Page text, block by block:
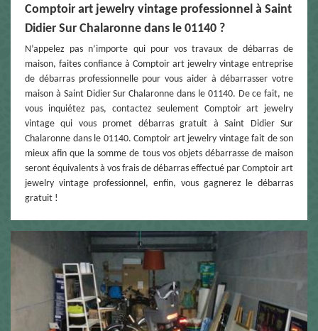
Comptoir art jewelry vintage professionnel à Saint
Didier Sur Chalaronne dans le 01140 ?
N’appelez pas n’importe qui pour vos travaux de débarras de
maison, faites confiance à Comptoir art jewelry vintage entreprise
de débarras professionnelle pour vous aider à débarrasser votre
maison à Saint Didier Sur Chalaronne dans le 01140. De ce fait, ne
vous inquiétez pas, contactez seulement Comptoir art jewelry
vintage qui vous promet débarras gratuit à Saint Didier Sur
Chalaronne dans le 01140. Comptoir art jewelry vintage fait de son
mieux afin que la somme de tous vos objets débarrasse de maison
seront équivalents à vos frais de débarras effectué par Comptoir art
jewelry vintage professionnel, enfin, vous gagnerez le débarras
gratuit !